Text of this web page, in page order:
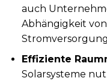
auch
Abhängigkeit
Effiziente
Solarsysteme